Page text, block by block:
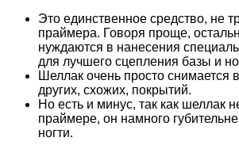
Это единственное средство, не
праймера. Говоря проще,
нуждаются в нанесения
для лучшего сцепления базы и
Шеллак очень просто снимается
других, схожих, покрытий.
Но есть и минус, так как шеллак
праймере, он намного
ногти.